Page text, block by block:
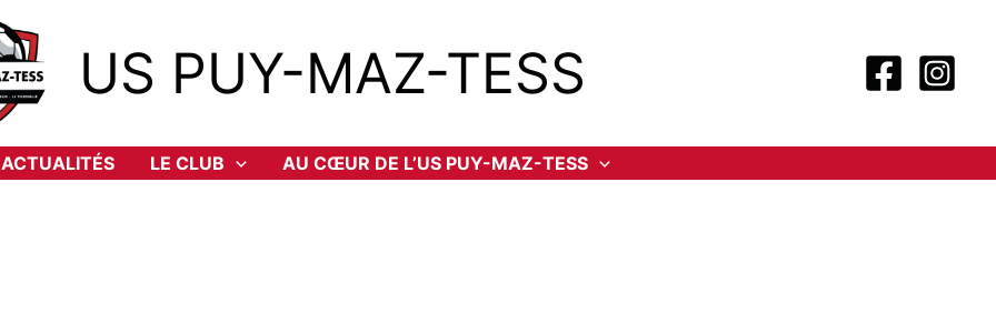
US PUY-MAZ-TESS
ACTUALITÉS LE CLUB AU CŒUR DE L’US PUY-MAZ-TESS